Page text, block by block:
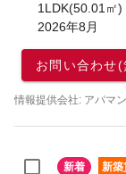
1LDK(50.01㎡)
2026年8月
お問い合わせ(
情報提供会社: アパマ
新着 新築